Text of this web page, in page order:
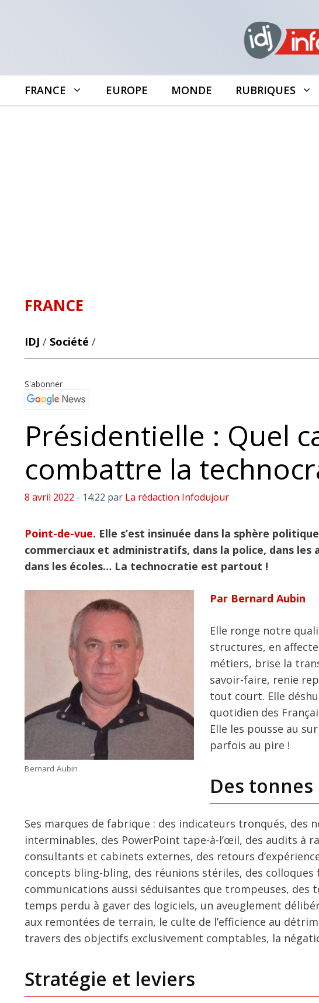
FRANCE EUROPE MONDE RUBRIQUES
FRANCE
IDJ / Société /
S'abonner
Présidentielle : Quel
combattre la
8 avril 2022 - 14:22 par La rédaction Infodujour
Point-de-vue. Elle s’est insinuée dans la sphère
commerciaux et administratifs, dans la police, dans les
dans les écoles… La technocratie est partout !
Bernard Aubin
Par Bernard Aubin
Elle ronge notre
structures, en
métiers, brise la
savoir-faire, renie
tout court. Elle
quotidien des
Elle les pousse au
parfois au pire !
Des
Ses marques de fabrique : des indicateurs tronqués, des
interminables, des PowerPoint tape-à-l’œil, des audits à
consultants et cabinets externes, des retours
concepts bling-bling, des réunions stériles, des colloques
communications aussi séduisantes que trompeuses, des
temps perdu à gaver des logiciels, un aveuglement
aux remontées de terrain, le culte de l’efficience au
travers des objectifs exclusivement comptables, la
Stratégie et leviers